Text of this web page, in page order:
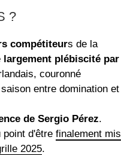
?
compétiteurs de la
largement plébiscité par
couronné
entre domination et
de Sergio Pérez.
d'être finalement mis
2025.